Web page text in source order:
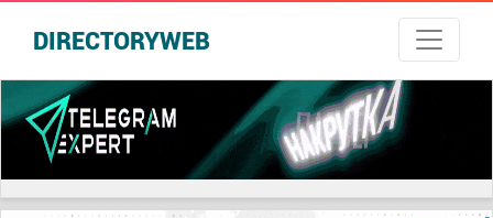
DIRECTORYWEB